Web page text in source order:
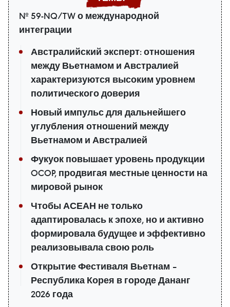
№ 59-NQ/TW о международной
интеграции
Австралийский эксперт: отношения
между Вьетнамом и Австралией
характеризуются высоким уровнем
политического доверия
Новый импульс для дальнейшего
углубления отношений между
Вьетнамом и Австралией
Фукуок повышает уровень продукции
OCOP, продвигая местные ценности на
мировой рынок
Чтобы АСЕАН не только
адаптировалась к эпохе, но и активно
формировала будущее и эффективно
реализовывала свою роль
Открытие Фестиваля Вьетнам –
Республика Корея в городе Дананг
2026 года